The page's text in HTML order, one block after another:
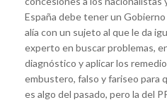
España debe tener un
alía con un sujeto al que le da
experto en buscar problemas,
diagnóstico y aplicar los
embustero, falso y fariseo para
es algo del pasado, pero la del